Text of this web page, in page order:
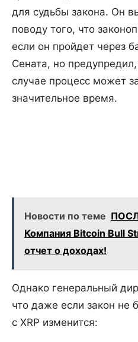
для судьбы закона. Он
поводу того, что
если он пройдет через
Сената, но
случае процесс может
значительное время.
Новости по теме
Компания Bitcoin Bull
отчет о доходах!
Однако генеральный
что даже если закон не
с XRP изменится: